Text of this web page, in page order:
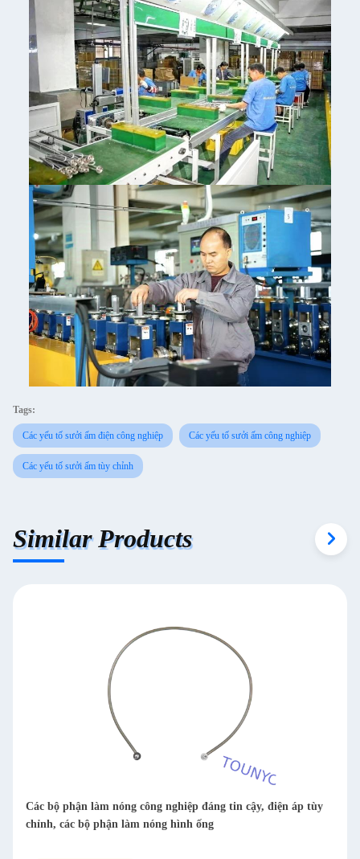
Tags:
Các yếu tố sưởi ấm điện công nghiệp Các yếu tố sưởi ấm công nghiệp
Các yếu tố sưởi ấm tùy chỉnh
Similar Products
Các bộ phận làm nóng công nghiệp đáng tin cậy, điện áp tùy
chỉnh, các bộ phận làm nóng hình ống